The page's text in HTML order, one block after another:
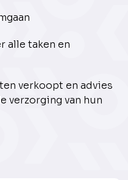
alle taken en
verkoopt en advies
verzorging van hun